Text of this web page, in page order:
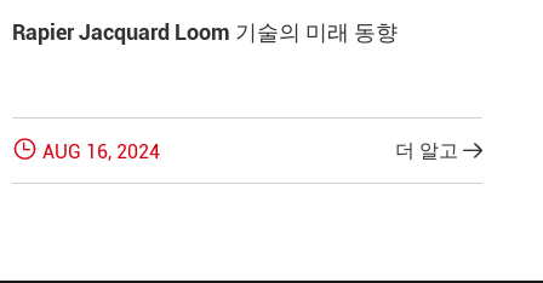
Rapier Jacquard Loom 기술의 미래 동향
 AUG 16, 2024 더 알고 